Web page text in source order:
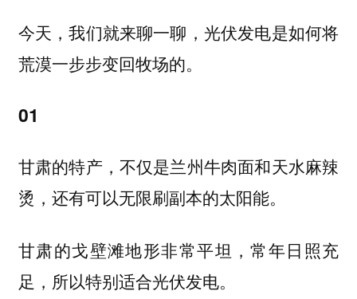
今天，我们就来聊一聊，光伏发电是如何将
荒漠一步步变回牧场的。
01
甘肃的特产，不仅是兰州牛肉面和天水麻辣
烫，还有可以无限刷副本的太阳能。
甘肃的戈壁滩地形非常平坦，常年日照充
足，所以特别适合光伏发电。